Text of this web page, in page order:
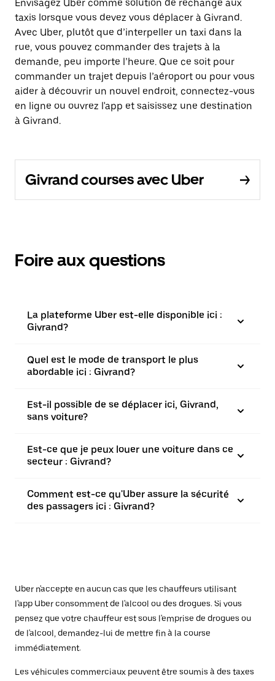
Envisagez Uber comme solution de rechange aux
taxis lorsque vous devez vous déplacer à Givrand.
Avec Uber, plutôt que d’interpeller un taxi dans la
rue, vous pouvez commander des trajets à la
demande, peu importe l’heure. Que ce soit pour
commander un trajet depuis l’aéroport ou pour vous
aider à découvrir un nouvel endroit, connectez-vous
en ligne ou ouvrez l'app et saisissez une destination
à Givrand.
Givrand courses avec Uber
Foire aux questions
La plateforme Uber est-elle disponible ici :
Givrand?
Quel est le mode de transport le plus
abordable ici : Givrand?
Est-il possible de se déplacer ici, Givrand,
sans voiture?
Est-ce que je peux louer une voiture dans ce
secteur : Givrand?
Comment est-ce qu'Uber assure la sécurité
des passagers ici : Givrand?
Uber n'accepte en aucun cas que les chauffeurs utilisant
l'app Uber consomment de l'alcool ou des drogues. Si vous
pensez que votre chauffeur est sous l'emprise de drogues ou
de l'alcool, demandez-lui de mettre fin à la course
immédiatement.
Les véhicules commerciaux peuvent être soumis à des taxes